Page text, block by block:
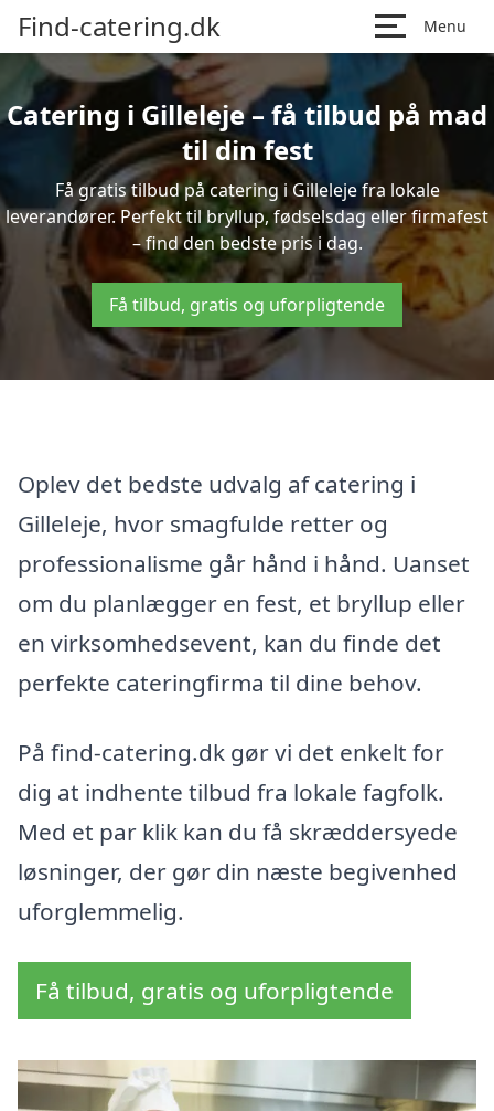
Find-catering.dk Menu
Catering i Gilleleje – få tilbud på mad
til din fest
Få gratis tilbud på catering i Gilleleje fra lokale
leverandører. Perfekt til bryllup, fødselsdag eller firmafest
– find den bedste pris i dag.
Få tilbud, gratis og uforpligtende
Oplev det bedste udvalg af catering i
Gilleleje, hvor smagfulde retter og
professionalisme går hånd i hånd. Uanset
om du planlægger en fest, et bryllup eller
en virksomhedsevent, kan du finde det
perfekte cateringfirma til dine behov.
På find-catering.dk gør vi det enkelt for
dig at indhente tilbud fra lokale fagfolk.
Med et par klik kan du få skræddersyede
løsninger, der gør din næste begivenhed
uforglemmelig.
Få tilbud, gratis og uforpligtende